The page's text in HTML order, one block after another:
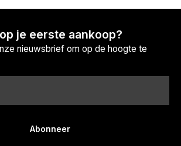
je eerste aankoop?
nieuwsbrief om op de hoogte te
Abonneer